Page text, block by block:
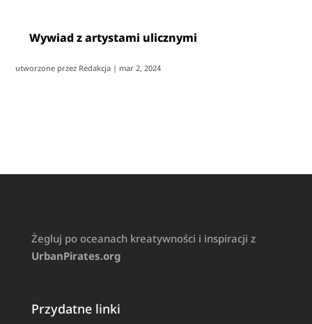
Wywiad z artystami ulicznymi
utworzone przez Redakcja | mar 2, 2024
Żegluj po oceanach kreatywności i inspiracji z
UrbanPirates.org
Przydatne linki